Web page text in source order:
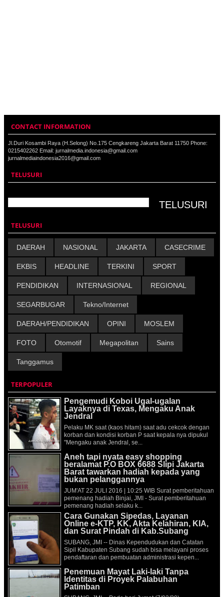
CONTACT INFORMATION
Jl.Duri Kosambi Raya (H.Selong) No.175 Cengkareng Jakarta Barat 11750 Phone:
0215402262 Email: jurnalmedia.indonesia@gmail.com
jurnalmediaindonesia2016@gmail.com
TELUSURI
TELUSURI
DAERAH NASIONAL JAKARTA CASECRIME
EKBIS HEADLINE TERKINI SPORT
PENDIDIKAN INTERNASIONAL REGIONAL
SEGARBUGAR Tekno/Internet
DAERAH/PENDIDIKAN OPINI MOSLEM
FOTO Otomotif Megapolitan Sains
Tanggamus
TERPOPULER
Pengemudi Koboi Ugal-ugalan
Layaknya di Texas, Mengaku Anak
Jendral
Pelaku MK saat (kaos hitam) saat adu cekcok dengan
korban dan kondisi korban P saat kepala nya dipukul
"Mengaku anak Jendral, se...
Aneh tapi nyata easy shopping
beralamat P.O BOX 6688 Slipi Jakarta
Barat tawarkan hadiah kepada yang
bukan pelanggannya
JUM'AT 22 JULI 2016 | 10:25 WIB Surat pemberitahuan
pemenang hadiah Binjai, JMI - Surat pemberitahuan
pemenang hadiah selaku k...
Cara Gunakan Sipedas, Layanan
Online e-KTP, KK, Akta Kelahiran, KIA,
dan Surat Pindah di Kab.Subang
SUBANG, JMI -- Dinas Kependudukan dan Catatan
Sipil Kabupaten Subang sudah bisa melayani proses
pendaftaran dan pembuatan administrasi kepen...
Penemuan Mayat Laki-laki Tanpa
Identitas di Proyek Palabuhan
Patimban